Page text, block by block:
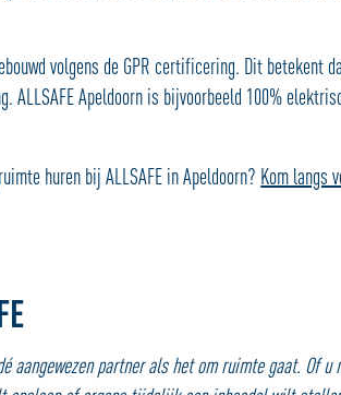
volgens de GPR certificering. Dit betekent
ALLSAFE Apeldoorn is bijvoorbeeld 100%
huren bij ALLSAFE in Apeldoorn? Kom langs
aangewezen partner als het om ruimte gaat. Of